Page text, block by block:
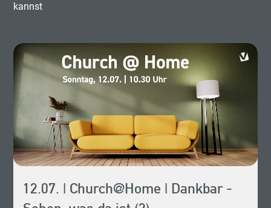
kannst
12.07. | Church@Home | Dankbar -